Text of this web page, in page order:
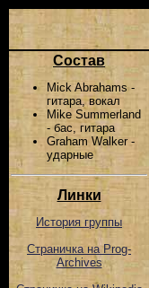
Состав
Mick Abrahams -
гитара, вокал
Mike Summerland
- бас, гитара
Graham Walker -
ударные
Линки
История группы
Страничка на Prog-
Archives